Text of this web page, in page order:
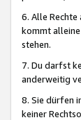
6. Alle
kommt alleine
stehen.
7. Du darfst
anderweitig
8. Sie dürfen
keiner